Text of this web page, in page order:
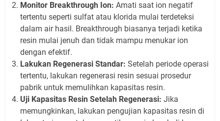
Monitor Breakthrough Ion: Amati saat ion negatif
tertentu seperti sulfat atau klorida mulai terdeteksi
dalam air hasil. Breakthrough biasanya terjadi ketika
resin mulai jenuh dan tidak mampu menukar ion
dengan efektif.
Lakukan Regenerasi Standar: Setelah periode operasi
tertentu, lakukan regenerasi resin sesuai prosedur
pabrik untuk memulihkan kapasitas resin.
Uji Kapasitas Resin Setelah Regenerasi: Jika
memungkinkan, lakukan pengujian kapasitas resin di